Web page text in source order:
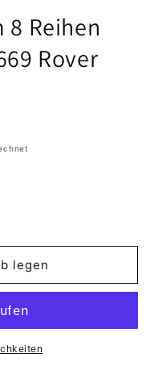
8 Reihen
Rover
legen